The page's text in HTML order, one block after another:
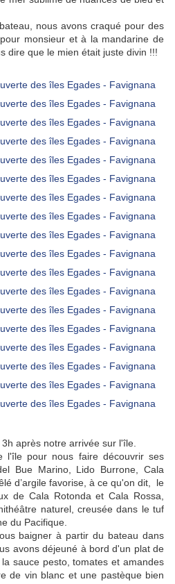
nous avons craqué pour des
monsieur et à la mandarine de
dire que le mien était juste divin !!!
après notre arrivée sur l'île.
pour nous faire découvrir ses
Bue Marino, Lido Burrone ,Cala
d’argile favorise, à ce qu'on dit, le
de Cala Rotonda et Cala Rossa,
naturel, creusée dans le tuf
du Pacifique.
baigner à partir du bateau dans
avons déjeuné à bord d'un plat de
sauce pesto, tomates et amandes
de vin blanc et une pastèque bien